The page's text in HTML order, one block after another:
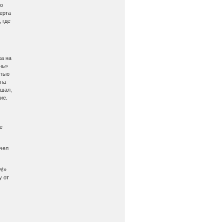
где
на
от